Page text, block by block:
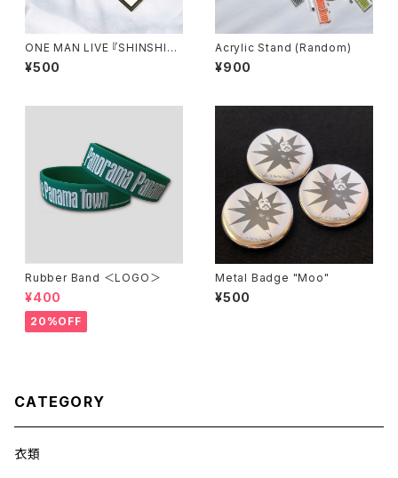
ONE MAN LIVE 『SHINSHIG
AI』Release Tour 2025 Pas
s Sticker
¥500
Acrylic Stand (Random)
¥900
Rubber Band ＜LOGO＞
¥400
20%OFF
Metal Badge "Moo"
¥500
CATEGORY
衣類